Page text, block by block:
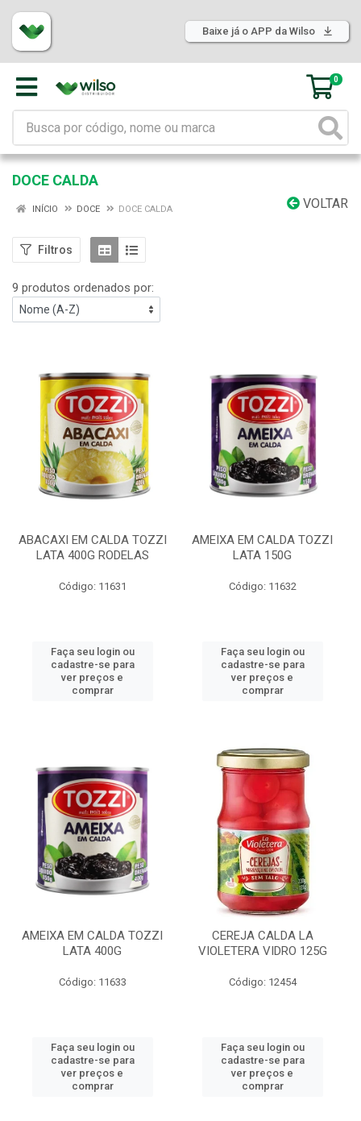
Baixe já o APP da Wilso
0
DOCE CALDA
VOLTAR
INÍCIO DOCE DOCE CALDA
Filtros
9 produtos ordenados por:
ABACAXI EM CALDA TOZZI
LATA 400G RODELAS
Código: 11631
Faça seu login ou
cadastre-se para
ver preços e
comprar
AMEIXA EM CALDA TOZZI
LATA 150G
Código: 11632
Faça seu login ou
cadastre-se para
ver preços e
comprar
AMEIXA EM CALDA TOZZI
LATA 400G
Código: 11633
Faça seu login ou
cadastre-se para
ver preços e
comprar
CEREJA CALDA LA
VIOLETERA VIDRO 125G
Código: 12454
Faça seu login ou
cadastre-se para
ver preços e
comprar